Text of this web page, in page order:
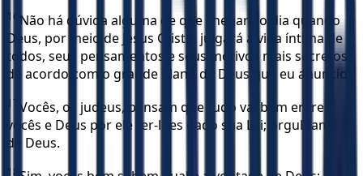
16 Não há dúvida alguma de que chegará o dia quando
Deus, por meio de Jesus Cristo, julgará a vida íntima de
todos, seus pensamentos e seus motivos mais secretos,
de acordo com o grande plano de Deus que eu anuncio.
17 Vocês, os judeus, pensam que tudo vai bem entre
vocês e Deus por ele ter-lhes dado sua Lei; orgulham-se
de Deus.
18